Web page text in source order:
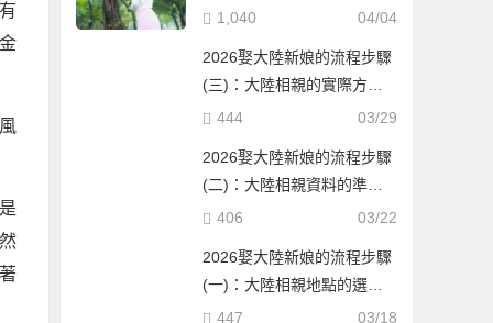
日期？
04/04
1,040
2026娶大陸新娘的流程步驟
(三)：大陸相親的實際方式
與流程！
03/29
444
2026娶大陸新娘的流程步驟
(二)：大陸相親資料的準備
與報名確認！
03/22
406
2026娶大陸新娘的流程步驟
(一)：大陸相親地點的選
擇！
03/18
447